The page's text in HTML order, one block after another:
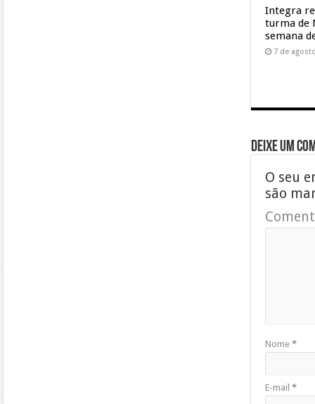
Integra
turma de
semana
7 de
Deixe um
O seu
são
Nome *
E-mail *